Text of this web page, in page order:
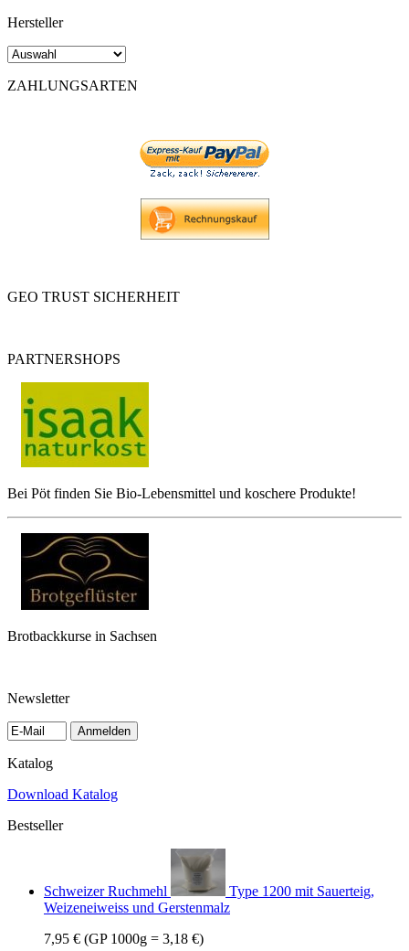
Hersteller
ZAHLUNGSARTEN
GEO TRUST SICHERHEIT
PARTNERSHOPS
Bei Pöt finden Sie Bio-Lebensmittel und koschere Produkte!
Brotbackkurse in Sachsen
Newsletter
Anmelden
Katalog
Download Katalog
Bestseller
Schweizer Ruchmehl
Type 1200 mit Sauerteig,
Weizeneiweiss und Gerstenmalz
7,95 € (GP 1000g = 3,18 €)